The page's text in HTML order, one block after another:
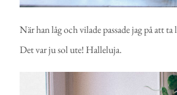
När han låg och vilade passade jag på att
Det var ju sol ute! Halleluja.